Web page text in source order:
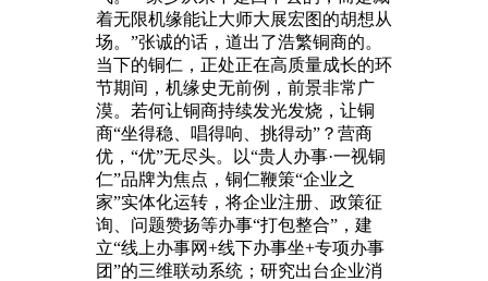
着无限机缘能让大师大展宏图的胡想从
场。”张诚的话，道出了浩繁铜商的。
当下的铜仁，正处正在高质量成长的环
节期间，机缘史无前例，前景非常广
漠。若何让铜商持续发光发烧，让铜
商“坐得稳、唱得响、挑得动”？营商
优，“优”无尽头。以“贵人办事·一视铜
仁”品牌为焦点，铜仁鞭策“企业之
家”实体化运转，将企业注册、政策征
询、问题赞扬等办事“打包整合”，建
立“线上办事网+线下办事坐+专项办事
团”的三维联动系统；研究出台企业消